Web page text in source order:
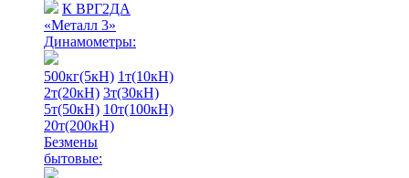
К ВРГ2ДА
«Металл 3»
Динамометры:
500кг(5кН) 1т(10кН)
2т(20кН) 3т(30кН)
5т(50кН) 10т(100кН)
20т(200кН)
Безмены
бытовые: